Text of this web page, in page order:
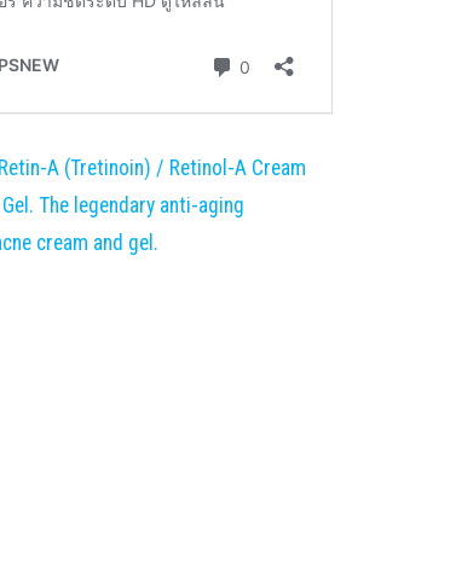
A (Tretinoin) / Retinol-A Cream
The legendary anti-aging
cream and gel.